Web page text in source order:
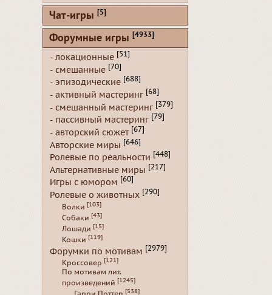
Чат-игры [5]
Форумные игры [4933]
- локационные [51]
- смешанные [70]
- эпизодические [688]
- активный мастеринг [68]
- смешанный мастеринг [379]
- пассивный мастеринг [79]
- авторский сюжет [67]
Авторские миры [646]
Ролевые по реальности [448]
Альтернативные миры [217]
Игры с юмором [60]
Ролевые о животных [290]
Волки [103]
Собаки [43]
Лошади [15]
Кошки [119]
Форумки по мотивам [2979]
Кроссовер [121]
По мотивам лит.
произведений [1245]
[538]